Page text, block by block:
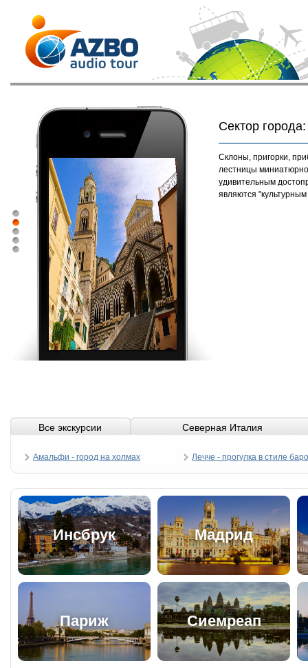
Сектор
Склоны, пригорки,
лестницы
удивительным
являются
Все экскурсии Северная Италия
Амальфи - город на холмах Лечче - прогулка в стиле
Инсбрук Мадрид
Париж Сиемреап